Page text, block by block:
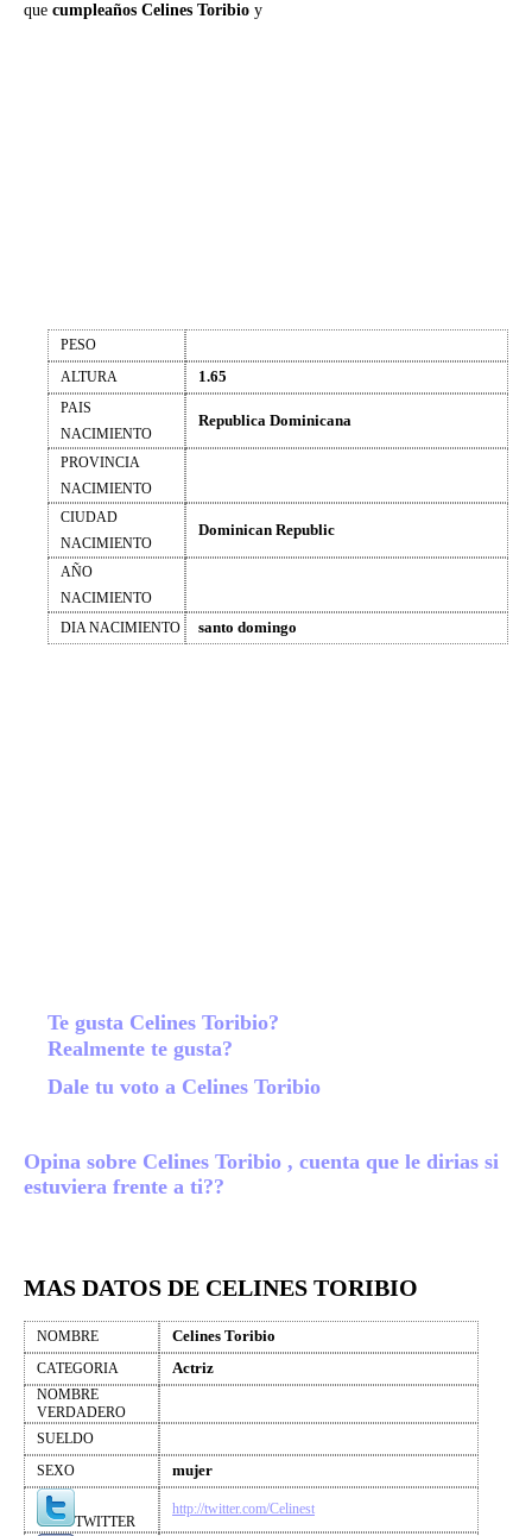
que cumpleaños Celines Toribio y
PESO
ALTURA
1.65
PAIS
NACIMIENTO
Republica Dominicana
PROVINCIA
NACIMIENTO
CIUDAD
NACIMIENTO
Dominican Republic
AÑO
NACIMIENTO
DIA NACIMIENTO
santo domingo
Te gusta Celines Toribio?
Realmente te gusta?
Dale tu voto a Celines Toribio
Opina sobre Celines Toribio , cuenta que le dirias si
estuviera frente a ti??
MAS DATOS DE CELINES TORIBIO
NOMBRE Celines Toribio
CATEGORIA Actriz
NOMBRE
VERDADERO
SUELDO
SEXO
mujer
TWITTER
http://twitter.com/Celinest